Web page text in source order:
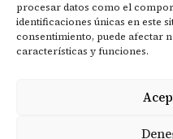
procesar datos como el
identificaciones únicas en este
consentimiento, puede afectar
características y funciones.
- Declaración de
- Sentido y Misión del Rito
- Documentos Históricos